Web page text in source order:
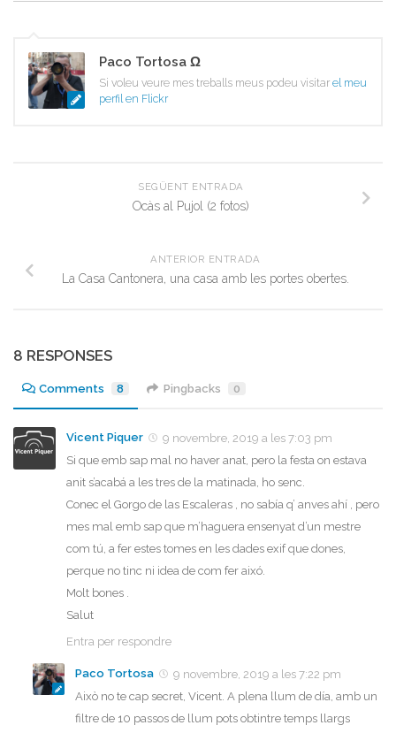
Paco Tortosa Ω
Si voleu veure mes treballs meus podeu visitar el meu
perfil en Flickr
SEGÜENT ENTRADA
Ocàs al Pujol (2 fotos)
ANTERIOR ENTRADA
La Casa Cantonera, una casa amb les portes obertes.
8 RESPONSES
Comments 8 Pingbacks 0
Vicent Piquer
9 novembre, 2019 a les 7:03 pm
Si que emb sap mal no haver anat, pero la festa on estava
anit s’acabá a les tres de la matinada, ho senc.
Conec el Gorgo de las Escaleras , no sabía q’ anves ahí , pero
mes mal emb sap que m’haguera ensenyat d’un mestre
com tú, a fer estes tomes en les dades exif que dones,
perque no tinc ni idea de com fer aixó.
Molt bones .
Salut
Entra per respondre
Paco Tortosa
9 novembre, 2019 a les 7:22 pm
Això no te cap secret, Vicent. A plena llum de día, amb un
filtre de 10 passos de llum pots obtintre temps llargs